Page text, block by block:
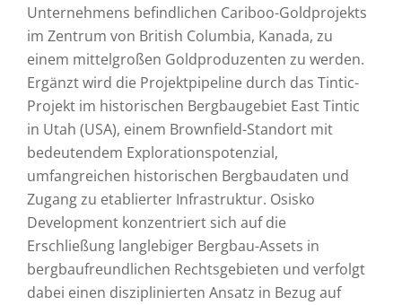
Unternehmens befindlichen Cariboo-Goldprojekts
im Zentrum von British Columbia, Kanada, zu
einem mittelgroßen Goldproduzenten zu werden.
Ergänzt wird die Projektpipeline durch das Tintic-
Projekt im historischen Bergbaugebiet East Tintic
in Utah (USA), einem Brownfield-Standort mit
bedeutendem Explorationspotenzial,
umfangreichen historischen Bergbaudaten und
Zugang zu etablierter Infrastruktur. Osisko
Development konzentriert sich auf die
Erschließung langlebiger Bergbau-Assets in
bergbaufreundlichen Rechtsgebieten und verfolgt
dabei einen disziplinierten Ansatz in Bezug auf